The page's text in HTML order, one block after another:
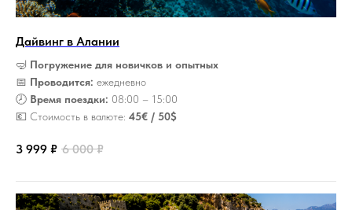
Дайвинг в Алании
🤿 Погружение для новичков и опытных
📅 Проводится: ежедневно
🕗 Время поездки: 08:00 – 15:00
💶 Стоимость в валюте: 45€ / 50$
3 999 ₽ 6 000 ₽